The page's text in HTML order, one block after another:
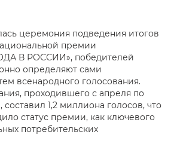
церемония подведения итогов
премии
В РОССИИ», победителей
определяют сами
всенародного голосования.
проходившего с апреля по
составил 1,2 миллиона голосов, что
статус премии, как ключевого
потребительских